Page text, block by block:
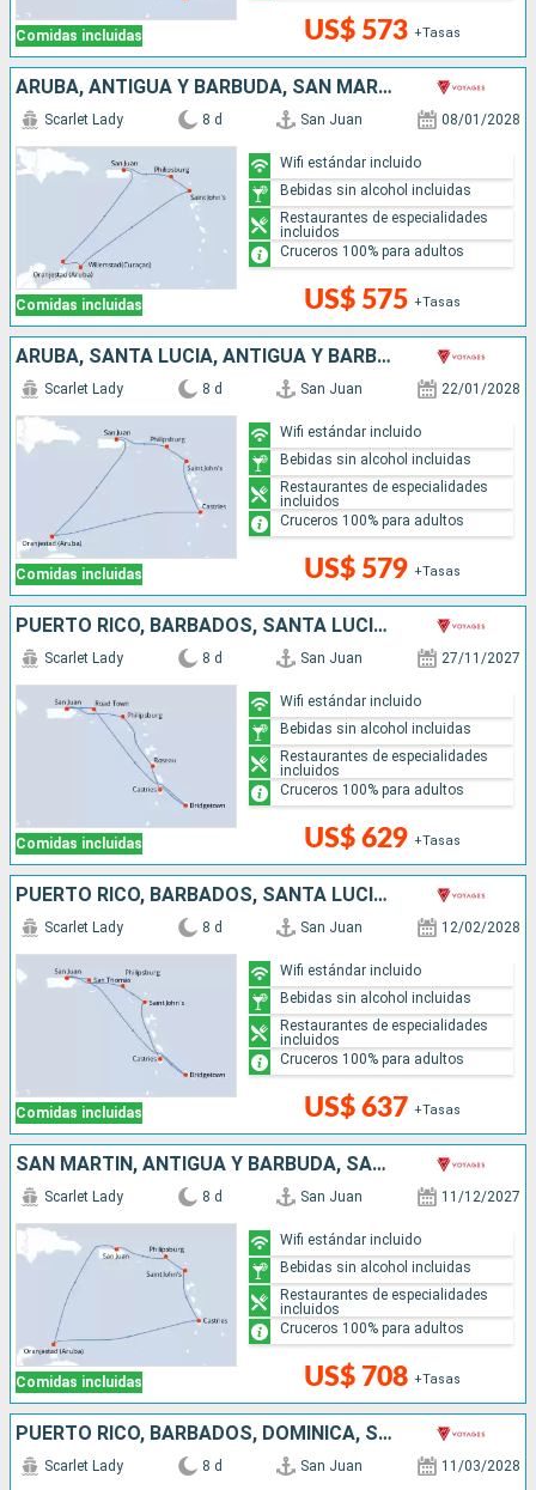
Comidas incluidas US$ 573 +Tasas
ARUBA, ANTIGUA Y BARBUDA, SAN MARTÍN, PUERTO RICO
Comidas incluidas
Scarlet Lady 8 d San Juan 08/01/2028
US$ 575 +Tasas
Wifi estándar incluido
Bebidas sin alcohol incluidas
Restaurantes de especialidades
incluidos
Cruceros 100% para adultos
ARUBA, SANTA LUCIA, ANTIGUA Y BARBUDA, SAN MARTÍN, PUERTO RICO
Comidas incluidas
Scarlet Lady 8 d San Juan 22/01/2028
US$ 579 +Tasas
Wifi estándar incluido
Bebidas sin alcohol incluidas
Restaurantes de especialidades
incluidos
Cruceros 100% para adultos
PUERTO RICO, BARBADOS, SANTA LUCIA, DOMINICA, SAN MARTÍN
Comidas incluidas
Scarlet Lady 8 d San Juan 27/11/2027
US$ 629 +Tasas
Wifi estándar incluido
Bebidas sin alcohol incluidas
Restaurantes de especialidades
incluidos
Cruceros 100% para adultos
PUERTO RICO, BARBADOS, SANTA LUCIA, ANTIGUA Y BARBUDA, SAN MARTÍN
Comidas incluidas
Scarlet Lady 8 d San Juan 12/02/2028
US$ 637 +Tasas
Wifi estándar incluido
Bebidas sin alcohol incluidas
Restaurantes de especialidades
incluidos
Cruceros 100% para adultos
SAN MARTÍN, ANTIGUA Y BARBUDA, SANTA LUCIA, ARUBA, PUERTO RICO
Comidas incluidas
Scarlet Lady 8 d San Juan 11/12/2027
US$ 708 +Tasas
Wifi estándar incluido
Bebidas sin alcohol incluidas
Restaurantes de especialidades
incluidos
Cruceros 100% para adultos
PUERTO RICO, BARBADOS, DOMINICA, SAN MARTÍN
Scarlet Lady 8 d San Juan 11/03/2028